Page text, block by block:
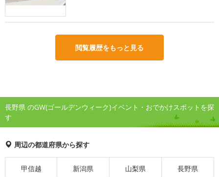
閲覧履歴をもっと見る
長野県 のGW(ゴールデンウィーク)イベント・おでかけスポットを探
す
周辺の都道府県から探す
甲信越 新潟県 山梨県 長野県